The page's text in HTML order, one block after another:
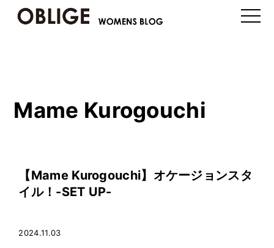
Mame Kurogouchi
【Mame Kurogouchi】オケージョンスタ
イル！-SET UP-
2024.11.03